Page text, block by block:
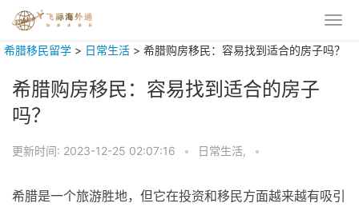
希腊移民留学 > 日常生活 > 希腊购房移民：容易找到适合的房子吗？
希腊购房移民：容易找到适合的房子
吗？
更新时间: 2023-12-25 02:07:16 • 日常生活, •
希腊是一个旅游胜地，但它在投资和移民方面越来越有吸引